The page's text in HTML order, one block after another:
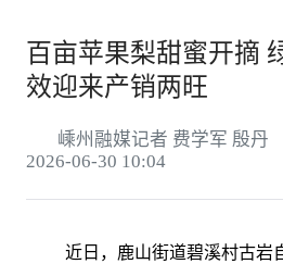
百亩苹果梨甜蜜开摘
效迎来产销两旺
嵊州融媒记者 费学军 殷丹
2026-06-30 10:04
近日，鹿山街道碧溪村古岩